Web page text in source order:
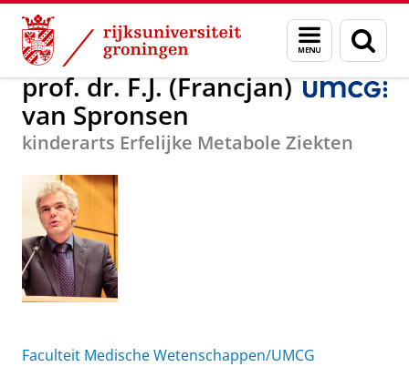
Skip
Content
Skip
Navigation
Menu
en
zoeken
prof. dr. F.J. (Francjan) van Spronsen
prof. dr. F.J. (Francjan)
van Spronsen
kinderarts Erfelijke Metabole Ziekten
Faculteit Medische Wetenschappen/UMCG